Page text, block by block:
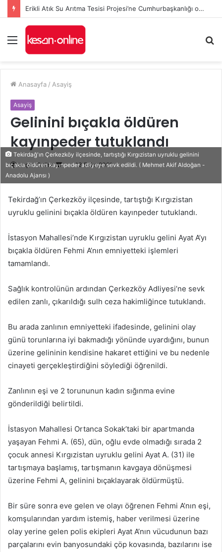
Erikli Atık Su Arıtma Tesisi Projesi’ne Cumhurbaşkanlığı onayı
Menü
...
Anasayfa / Asayiş
Asayiş
Gelinini bıçakla öldüren
kayınpeder tutuklandı
Keşan Online
Bir
göndermek
13 Ekim 2021
Tekirdağ'ın Çerkezköy ilçesinde, tartıştığı Kırgızistan uyruklu gelinini
bıçakla öldüren kayınpeder adliyeye sevk edildi. ( Mehmet Akif Aldoğan -
Anadolu Ajansı )
Tekirdağ’ın Çerkezköy ilçesinde, tartıştığı Kırgızistan
uyruklu gelinini bıçakla öldüren kayınpeder tutuklandı.
İstasyon Mahallesi’nde Kırgızistan uyruklu gelini Ayat A’yı
bıçakla öldüren Fehmi A’nın emniyetteki işlemleri
tamamlandı.
Sağlık kontrolünün ardından Çerkezköy Adliyesi’ne sevk
edilen zanlı, çıkarıldığı sulh ceza hakimliğince tutuklandı.
Bu arada zanlının emniyetteki ifadesinde, gelinini olay
günü torunlarına iyi bakmadığı yönünde uyardığını, bunun
üzerine gelininin kendisine hakaret ettiğini ve bu nedenle
cinayeti gerçekleştirdiğini söylediği öğrenildi.
Zanlının eşi ve 2 torununun kadın sığınma evine
gönderildiği belirtildi.
İstasyon Mahallesi Ortanca Sokak’taki bir apartmanda
yaşayan Fehmi A. (65), dün, oğlu evde olmadığı sırada 2
çocuk annesi Kırgızistan uyruklu gelini Ayat A. (31) ile
tartışmaya başlamış, tartışmanın kavgaya dönüşmesi
üzerine Fehmi A, gelinini bıçaklayarak öldürmüştü.
Bir süre sonra eve gelen ve olayı öğrenen Fehmi A’nın eşi,
komşularından yardım istemiş, haber verilmesi üzerine
olay yerine gelen polis ekipleri Ayat A’nın vücudunun bazı
parçalarını evin banyosundaki çöp kovasında, bazılarını ise